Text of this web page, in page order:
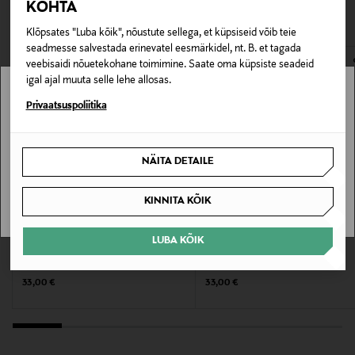
KOHTA
Klõpsates "Luba kõik", nõustute sellega, et küpsiseid võib teie
seadmesse salvestada erinevatel eesmärkidel, nt. B. et tagada
veebisaidi nõuetekohane toimimine. Saate oma küpsiste seadeid
igal ajal muuta selle lehe allosas.
Privaatsuspoliitika
NÄITA DETAILE
KINNITA KÕIK
LUBA KÕIK
118702513
Pakendi suurus
40 ml/g
Kategooria
Ensüümidega näokoorimisvahend
avamata originaalpakendis.
E-POE TAGASTUSED
VAATASID KA
Original Price
33,00 €
Original Price
33,00 €
Stockmann pole Sinu riigis saadaval.
SAAN ARU